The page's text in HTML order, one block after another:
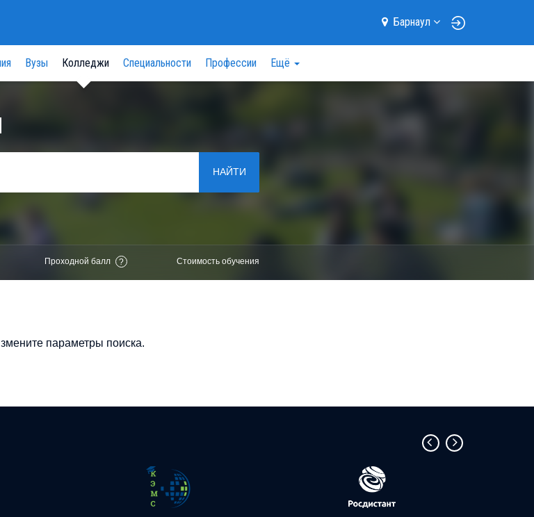
Барнаул
Вузы Колледжи Специальности Профессии Ещё
НАЙТИ
Проходной балл ? Стоимость обучения
параметры поиска.